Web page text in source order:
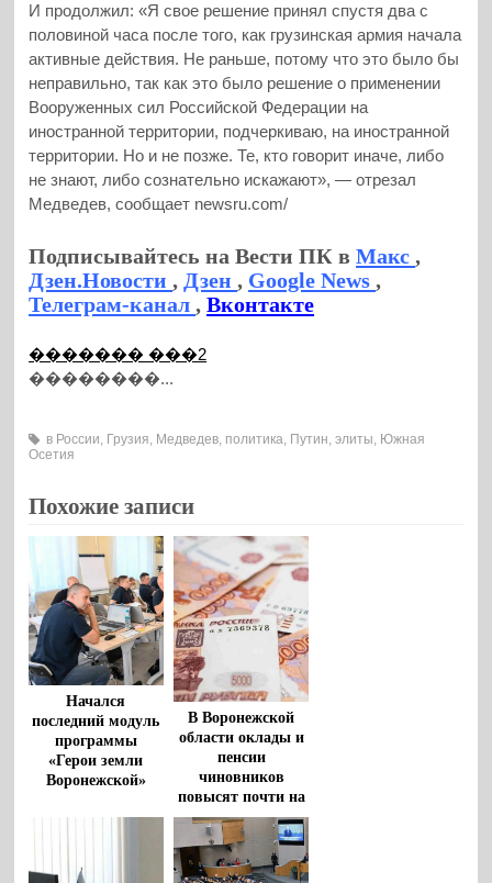
И продолжил: «Я свое решение принял спустя два с
половиной часа после того, как грузинская армия начала
активные действия. Не раньше, потому что это было бы
неправильно, так как это было решение о применении
Вооруженных сил Российской Федерации на
иностранной территории, подчеркиваю, на иностранной
территории. Но и не позже. Те, кто говорит иначе, либо
не знают, либо сознательно искажают», — отрезал
Медведев, сообщает newsru.com/
Подписывайтесь на Вести ПК вМакс,
Дзен.Новости, Дзен, Google News,
Телеграм-канал,Вконтакте
������� ���2
��������...
в России Грузия Медведев политика Путин ,элиты Южная
Осетия
Похожие записи
Начался
последний модуль
программы
«Герои земли
Воронежской»
В Воронежской
области оклады и
пенсии
чиновников
повысят почти на
10%